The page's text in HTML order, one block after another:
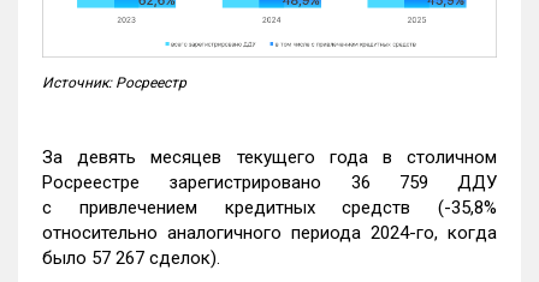
Источник: Росреестр
За девять месяцев текущего года в столичном
Росреестре зарегистрировано 36 759 ДДУ
с привлечением кредитных средств (-35,8%
относительно аналогичного периода 2024-го, когда
было 57 267 сделок).